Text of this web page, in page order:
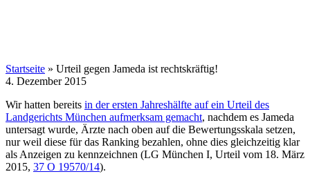
Startseite » Urteil gegen Jameda ist rechtskräftig!
4. Dezember 2015
Wir hatten bereits in der ersten Jahreshälfte auf ein Urteil des
Landgerichts München aufmerksam gemacht, nachdem es Jameda
untersagt wurde, Ärzte nach oben auf die Bewertungsskala setzen,
nur weil diese für das Ranking bezahlen, ohne dies gleichzeitig klar
als Anzeigen zu kennzeichnen (LG München I, Urteil vom 18. März
2015, 37 O 19570/14).